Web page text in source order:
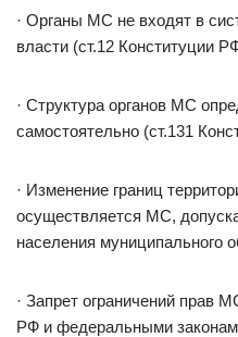
· Органы МС не входят в
власти (ст.12 Конституции
· Структура органов МС
самостоятельно (ст.131
· Изменение границ
осуществляется МС,
населения муниципального
· Запрет ограничений прав
РФ и федеральными